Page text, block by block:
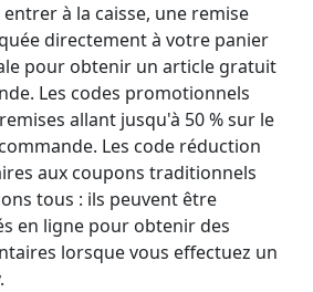
à la caisse, une remise
directement à votre panier
pour obtenir un article gratuit
Les codes promotionnels
allant jusqu'à 50 % sur le
Les code réduction
aux coupons traditionnels
tous : ils peuvent être
en ligne pour obtenir des
lorsque vous effectuez un